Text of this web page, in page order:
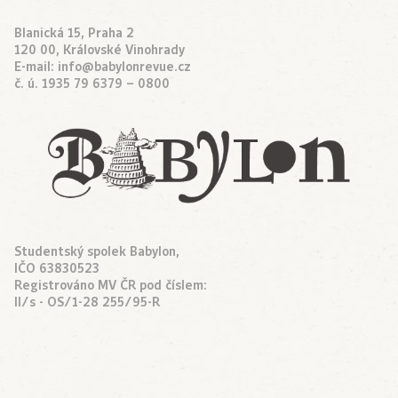
Blanická 15, Praha 2
120 00, Královské Vinohrady
E-mail: info@babylonrevue.cz
č. ú. 1935 79 6379 – 0800
Studentský spolek Babylon,
IČO 63830523
Registrováno MV ČR pod číslem:
II/s - OS/1-28 255/95-R